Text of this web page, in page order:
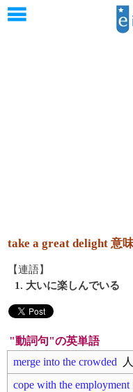
take a great delight 意
【連語】
1. 大いに楽しんでいる
"動詞句"の英単語
merge into the crowded
cope with the employment